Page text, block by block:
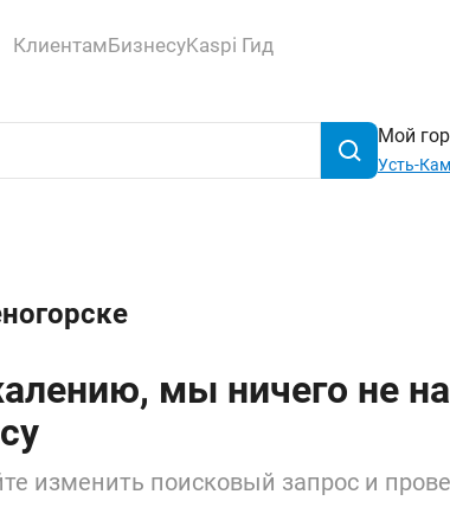
КлиентамБизнесуKaspi Гид
Мой
Усть-
мы ничего не
изменить поисковый запрос и